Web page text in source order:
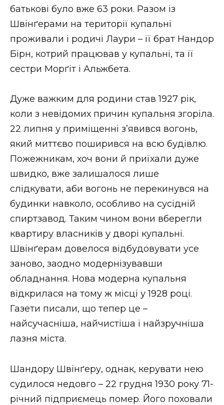
батькові було вже 63 роки. Разом із
Швінґерами на території купальні
проживали і родичі Лаури – її брат Нандор
Бірн, котрий працював у купальні, та її
сестри Морґіт і Альжбета.
Дуже важким для родини став 1927 рік,
коли з невідомих причин купальня згоріла.
22 липня у приміщенні з’явився вогонь,
який миттєво поширився на всю будівлю.
Пожежникам, хоч вони й приїхали дуже
швидко, вже залишалося лише
слідкувати, аби вогонь не перекинувся на
будинки навколо, особливо на сусідній
спиртзавод. Таким чином вони вберегли
квартиру власників у дворі купальні.
Швінґерам довелося відбудовувати усе
заново, заодно модернізувавши
обладнання. Нова модерна купальня
відкрилася на тому ж місці у 1928 році.
Газети писали, що тепер це –
найсучасніша, найчистіша і найзручніша
лазня міста.
Шандору Швінґеру, однак, керувати нею
судилося недовго – 22 грудня 1930 року 71-
річний підприємець помер. Його поховали